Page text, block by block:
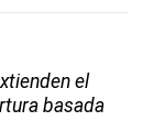
el
basada